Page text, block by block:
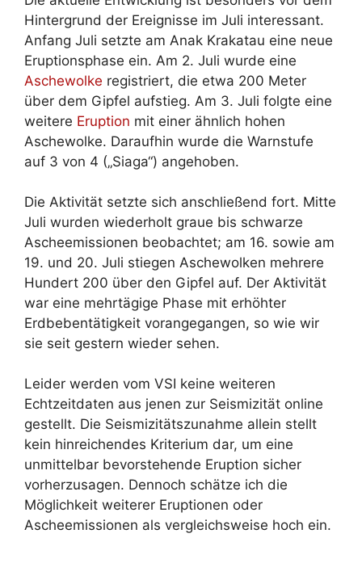
Hintergrund der Ereignisse im Juli interessant.
Anfang Juli setzte am Anak Krakatau eine neue
Eruptionsphase ein. Am 2. Juli wurde eine
Aschewolke registriert, die etwa 200 Meter
über dem Gipfel aufstieg. Am 3. Juli folgte eine
weitere Eruption mit einer ähnlich hohen
Aschewolke. Daraufhin wurde die Warnstufe
auf 3 von 4 („Siaga“) angehoben.
Die Aktivität setzte sich anschließend fort. Mitte
Juli wurden wiederholt graue bis schwarze
Ascheemissionen beobachtet; am 16. sowie am
19. und 20. Juli stiegen Aschewolken mehrere
Hundert 200 über den Gipfel auf. Der Aktivität
war eine mehrtägige Phase mit erhöhter
Erdbebentätigkeit vorangegangen, so wie wir
sie seit gestern wieder sehen.
Leider werden vom VSI keine weiteren
Echtzeitdaten aus jenen zur Seismizität online
gestellt. Die Seismizitätszunahme allein stellt
kein hinreichendes Kriterium dar, um eine
unmittelbar bevorstehende Eruption sicher
vorherzusagen. Dennoch schätze ich die
Möglichkeit weiterer Eruptionen oder
Ascheemissionen als vergleichsweise hoch ein.